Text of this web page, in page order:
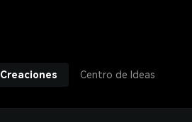
Creaciones Centro de Ideas